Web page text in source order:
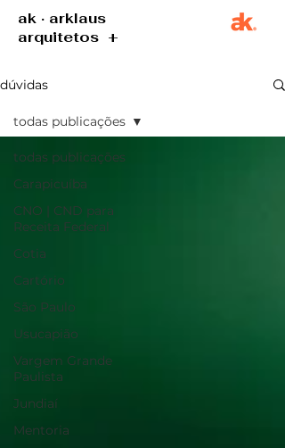
ak · arklaus
arquitetos +
dúvidas
todas publicações
Carapicuíba
CNO | CND para
Receita Federal
Cotia
Cartório
São Paulo
Usucapião
Vargem Grande
Paulista
Jundiaí
Mentoria
todas publicações